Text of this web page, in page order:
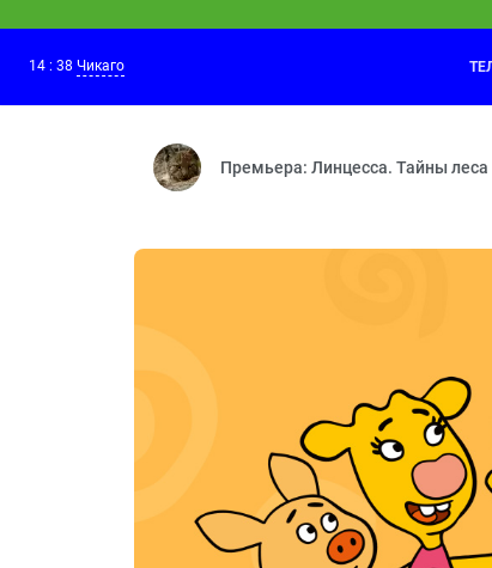
Двигатель прогресса —
14 : 38 Чикаго
Премьера: Линцесса. Тайны леса